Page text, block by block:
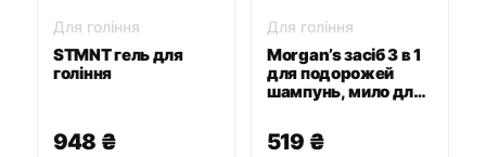
Для гоління
STMNT гель для
гоління
948 ₴
Для гоління
Morgan’s засіб 3 в 1
для подорожей
шампунь, мило для
тіла 3-in-1 100 мл
519 ₴